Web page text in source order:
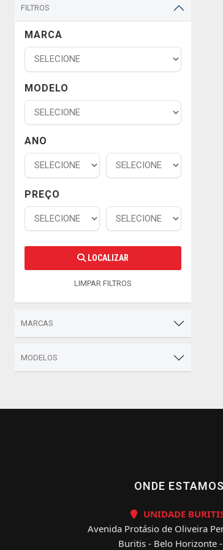
FILTROS
MARCA
MODELO
ANO
PREÇO
LOCALIZAR
LIMPAR FILTROS
MARCAS
MODELOS
ONDE ESTAMOS
UNIDADE
Avenida Protásio de Oliveira
Buritis - Belo Horizonte